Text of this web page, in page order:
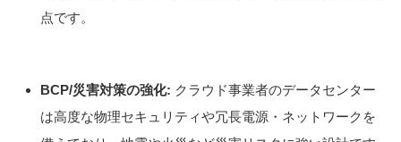
点です。
BCP/災害対策の強化: クラウド事業者のデータセンター
は高度な物理セキュリティや冗長電源・ネットワークを